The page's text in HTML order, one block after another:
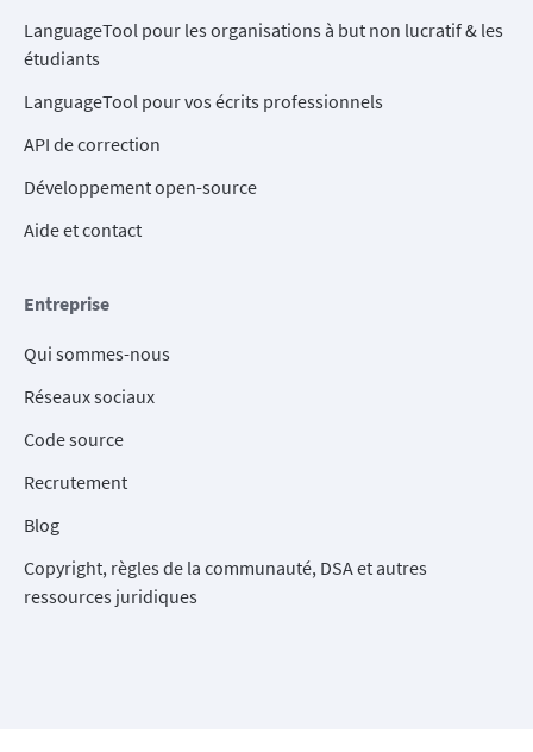
LanguageTool pour les organisations à but non lucratif & les
étudiants
LanguageTool pour vos écrits professionnels
API de correction
Développement open-source
Aide et contact
Entreprise
Qui sommes-nous
Réseaux sociaux
Code source
Recrutement
Blog
Copyright, règles de la communauté, DSA et autres
ressources juridiques